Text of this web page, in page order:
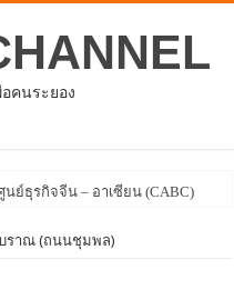
คนระยอง
ราณ (ถนนชุมพล)